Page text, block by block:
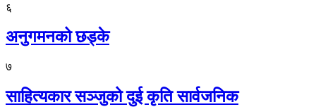
६
अनुगमनको छड्के
७
साहित्यकार सञ्जुको दुई कृति सार्वजनिक